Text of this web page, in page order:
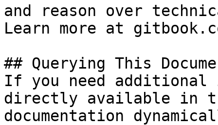
and reason over
Learn more at
## Querying This
If you need
directly available in
documentation